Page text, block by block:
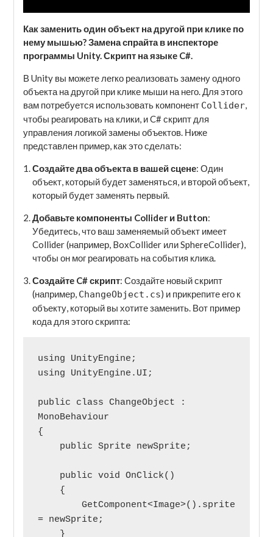
Как заменить один объект на другой при клике по
нему мышью? Замена спрайта в инспекторе
программы Unity. Скрипт на языке C#.
В Unity вы можете легко реализовать замену одного
объекта на другой при клике мыши на него. Для этого
вам потребуется использовать компонент Collider,
чтобы реагировать на клики, и C# скрипт для
управления логикой замены объектов. Ниже
представлен пример, как это сделать:
Создайте два объекта в вашей сцене: Один
объект, который будет заменяться, и второй объект,
который будет заменять первый.
Добавьте компоненты Collider и Button:
Убедитесь, что ваш заменяемый объект имеет
Collider (например, BoxCollider или SphereCollider),
чтобы он мог реагировать на события клика.
Создайте C# скрипт: Создайте новый скрипт
(например, ChangeObject.cs) и прикрепите его к
объекту, который вы хотите заменить. Вот пример
кода для этого скрипта:
using UnityEngine;
using UnityEngine.UI;
public class ChangeObject :
MonoBehaviour
{
= newSprite;